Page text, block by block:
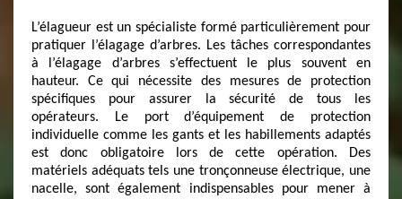
L’élagueur est un spécialiste formé particulièrement pour
pratiquer l’élagage d’arbres. Les tâches correspondantes
à l’élagage d’arbres s’effectuent le plus souvent en
hauteur. Ce qui nécessite des mesures de protection
spécifiques pour assurer la sécurité de tous les
opérateurs. Le port d’équipement de protection
individuelle comme les gants et les habillements adaptés
est donc obligatoire lors de cette opération. Des
matériels adéquats tels une tronçonneuse électrique, une
nacelle, sont également indispensables pour mener à